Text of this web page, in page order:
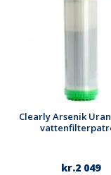
Clearly Arsenik
kr.2 049